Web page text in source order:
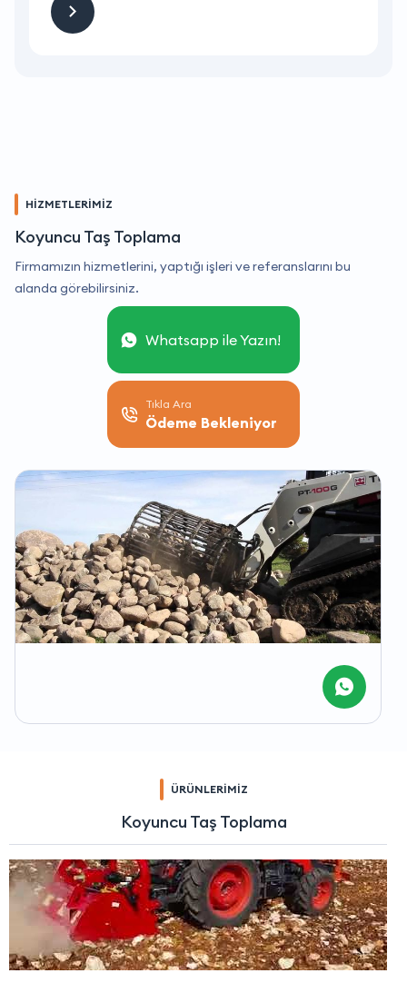
HİZMETLERİMİZ
Koyuncu Taş Toplama
Firmamızın hizmetlerini, yaptığı işleri ve referanslarını bu
alanda görebilirsiniz.
Whatsapp ile Yazın!
Tıkla Ara
Ödeme Bekleniyor
ÜRÜNLERİMİZ
Koyuncu Taş Toplama